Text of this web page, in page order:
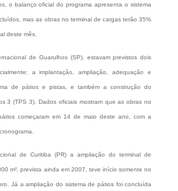
o balanço oficial do programa apresenta o sistema
mas as obras no terminal de cargas terão 35%
deste mês.
de Guarulhos (SP), estavam previstos dois
a implantação, ampliação, adequação e
de pátios e pistas, e também a construção do
3 (TPS 3). Dados oficiais mostram que as obras no
começaram em 14 de maio deste ano, com a
de Curitiba (PR) a ampliação do terminal de
m², prevista ainda em 2007, teve início somente no
Já a ampliação do sistema de pátios foi concluída